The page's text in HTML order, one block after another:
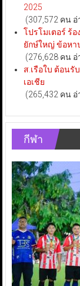
2025
(307,572 คน
โปรโมเตอร์ ร้
ยักษ์ใหญ่ ข้อหา
(276,628 คน
ส.เรือใบ ต้อนรั
เอเชีย
(265,432 คน
กีฬา